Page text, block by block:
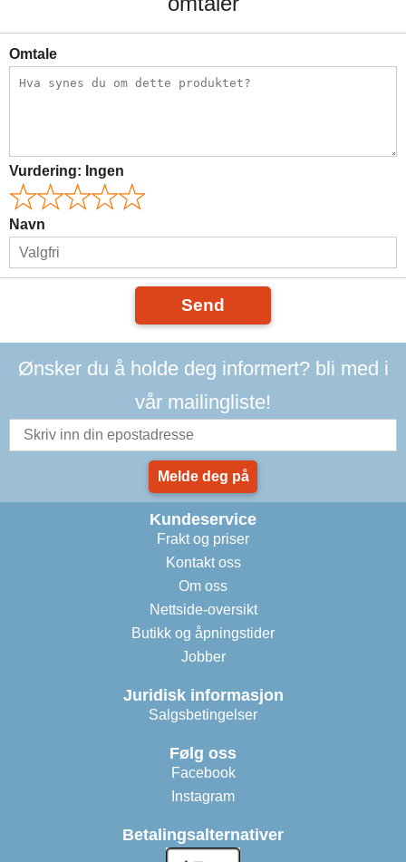
Omtale
Vurdering: Ingen
Navn
Send
Ønsker du å holde deg informert? bli med i
vår mailingliste!
Melde deg på
Kundeservice
Frakt og priser
Kontakt oss
Om oss
Nettside-oversikt
Butikk og åpningstider
Jobber
Juridisk informasjon
Salgsbetingelser
Følg oss
Facebook
Instagram
Betalingsalternativer